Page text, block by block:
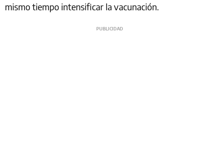
mismo tiempo intensificar la vacunación.